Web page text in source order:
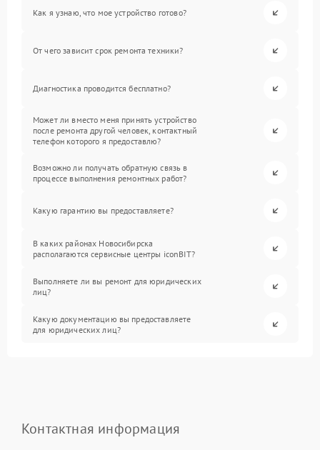
Как я узнаю, что мое устройство готово?
От чего зависит срок ремонта техники?
Диагностика проводится бесплатно?
Может ли вместо меня принять устройство
после ремонта другой человек, контактный
телефон которого я предоставлю?
Возможно ли получать обратную связь в
процессе выполнения ремонтных работ?
Какую гарантию вы предоставляете?
В каких районах Новосибирска
располагаются сервисные центры iconBIT?
Выполняете ли вы ремонт для юридических
лиц?
Какую документацию вы предоставляете
для юридических лиц?
Контактная информация